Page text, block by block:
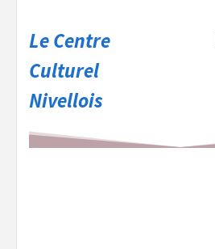
Le Centre
Culturel
Nivellois